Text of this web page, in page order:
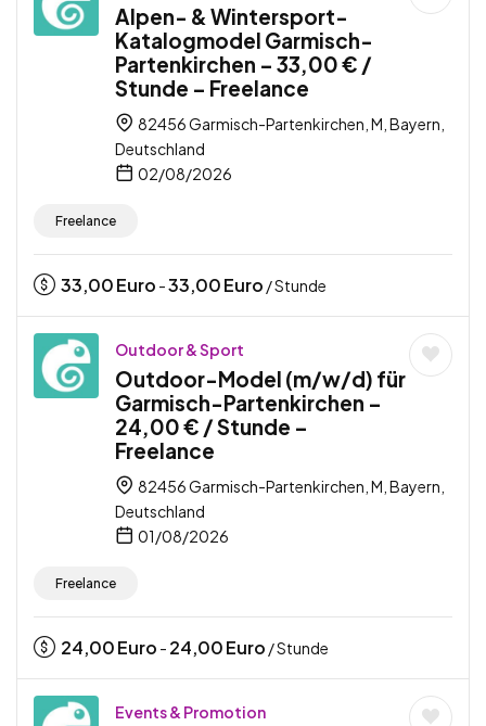
Alpen- & Wintersport-
Katalogmodel Garmisch-
Partenkirchen – 33,00 € /
Stunde – Freelance
82456 Garmisch-Partenkirchen, M, Bayern,
Deutschland
02/08/2026
Freelance
33,00Euro -33,00Euro / Stunde
Outdoor & Sport
Outdoor-Model (m/w/d) für
Garmisch-Partenkirchen –
24,00 € / Stunde –
Freelance
82456 Garmisch-Partenkirchen, M, Bayern,
Deutschland
01/08/2026
Freelance
24,00Euro - 24,00Euro / Stunde
Events & Promotion